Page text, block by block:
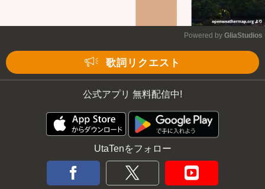
Powered by GliaStudios
歌詞リクエスト
公式アプリ 無料配信中!
UtaTenをフォロー